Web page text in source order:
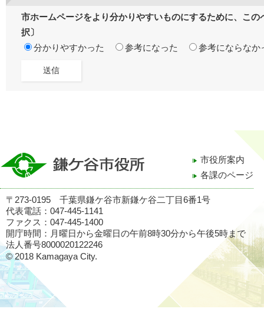
市ホームページをより分かりやすいものにするために、こ
択〕
分かりやすかった
参考になった 参考にならなか
市役所案内
各課のページ
〒273-0195 千葉県鎌ケ谷市新鎌ケ谷二丁目6番1号
代表電話：047-445-1141
ファクス：047-445-1400
開庁時間：月曜日から金曜日の午前8時30分から午後5時まで
法人番号8000020122246
© 2018 Kamagaya City.